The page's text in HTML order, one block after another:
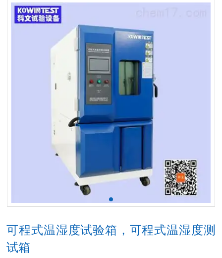
可程式温湿度试验箱，可程式温湿度测
试箱